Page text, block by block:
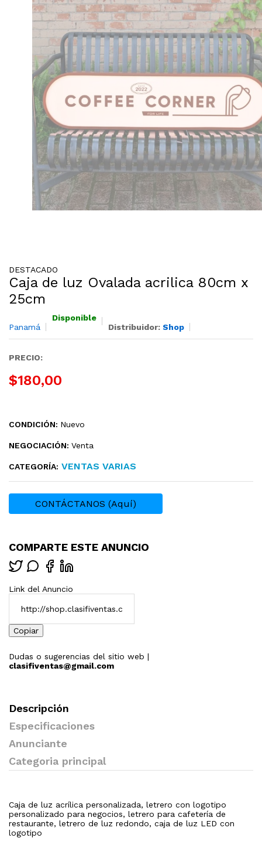
DESTACADO
Caja de luz Ovalada acrilica 80cm x
25cm
Panamá
Disponible
Distribuidor: Shop
PRECIO:
$180,00
CONDICIÓN: Nuevo
NEGOCIACIÓN: Venta
CATEGORÍA: VENTAS VARIAS
CONTÁCTANOS (Aquí)
COMPARTE ESTE ANUNCIO
Link del Anuncio
Copiar
Dudas o sugerencias del sitio web |
clasifiventas@gmail.com
Descripción
Especificaciones
Anunciante
Categoria principal
Caja de luz acrílica personalizada, letrero con logotipo
personalizado para negocios, letrero para cafetería de
restaurante, letrero de luz redondo, caja de luz LED con
logotipo